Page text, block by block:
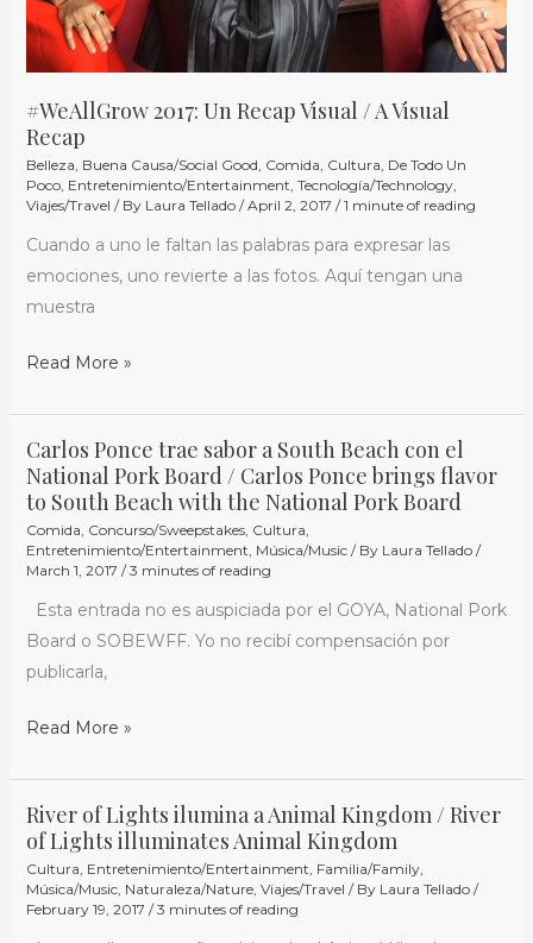
#WeAllGrow 2017: Un Recap Visual / A Visual
Recap
Belleza Buena Causa/Social Good Comida Cultura De Todo Un
Poco, Entretenimiento/Entertainment Tecnología/Technology,
Viajes/Travel / By Laura Tellado /April 2, 2017 /1 minute of reading
Cuando a uno le faltan las palabras para expresar las
emociones, uno revierte a las fotos. Aquí tengan una
muestra
Read More »
Carlos Ponce trae sabor a South Beach con el
National Pork Board / Carlos Ponce brings flavor
to South Beach with the National Pork Board
Comida Concurso/Sweepstakes, Cultura
Entretenimiento/Entertainment Música/Music/ By Laura Tellado /
March 1, 2017 /3 minutes of reading
Esta entrada no es auspiciada por el GOYA, National Pork
Board o SOBEWFF. Yo no recibí compensación por
publicarla,
Carlos
Ponce
trae
sabor
a
South
Beach
con
National
/
Carlos
Ponce
brings
Read More »
River of Lights ilumina a Animal Kingdom / River
of Lights illuminates Animal Kingdom
Cultura Entretenimiento/Entertainment Familia/Family,
Música/Music, Naturaleza/Nature, Viajes/Travel / By Laura Tellado /
February 19, 2017 /3 minutes of reading
River
of
Lights
ilumina